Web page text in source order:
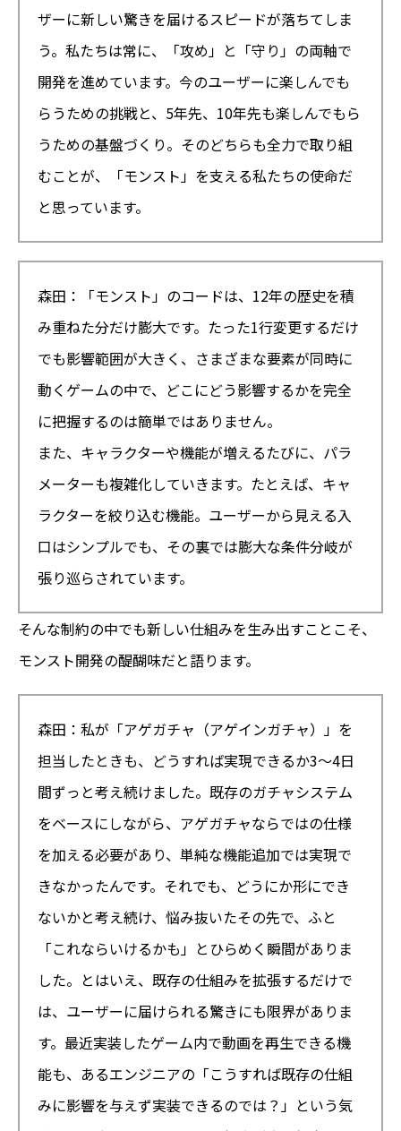
ザーに新しい驚きを届けるスピードが落ちてしま
う。私たちは常に、「攻め」と「守り」の両軸で
開発を進めています。今のユーザーに楽しんでも
らうための挑戦と、5年先、10年先も楽しんでもら
うための基盤づくり。そのどちらも全力で取り組
むことが、「モンスト」を支える私たちの使命だ
と思っています。
森田：「モンスト」のコードは、12年の歴史を積
み重ねた分だけ膨大です。たった1行変更するだけ
でも影響範囲が大きく、さまざまな要素が同時に
動くゲームの中で、どこにどう影響するかを完全
に把握するのは簡単ではありません。
また、キャラクターや機能が増えるたびに、パラ
メーターも複雑化していきます。たとえば、キャ
ラクターを絞り込む機能。ユーザーから見える入
口はシンプルでも、その裏では膨大な条件分岐が
張り巡らされています。
そんな制約の中でも新しい仕組みを生み出すことこそ、
モンスト開発の醍醐味だと語ります。
森田：私が「アゲガチャ（アゲインガチャ）」を
担当したときも、どうすれば実現できるか3〜4日
間ずっと考え続けました。既存のガチャシステム
をベースにしながら、アゲガチャならではの仕様
を加える必要があり、単純な機能追加では実現で
きなかったんです。それでも、どうにか形にでき
ないかと考え続け、悩み抜いたその先で、ふと
「これならいけるかも」とひらめく瞬間がありま
した。とはいえ、既存の仕組みを拡張するだけで
は、ユーザーに届けられる驚きにも限界がありま
す。最近実装したゲーム内で動画を再生できる機
能も、あるエンジニアの「こうすれば既存の仕組
みに影響を与えず実装できるのでは？」という気